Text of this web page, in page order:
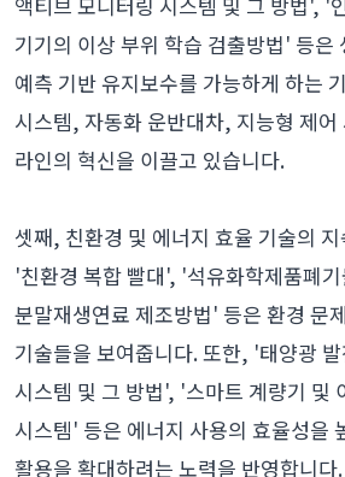
기기의 이상 부위 학습 검출방법' 등은
예측 기반 유지보수를 가능하게 하는
시스템, 자동화 운반대차, 지능형 제어
라인의 혁신을 이끌고 있습니다.
셋째, 친환경 및 에너지 효율 기술의
'친환경 복합 빨대', '석유화학제품폐
분말재생연료 제조방법' 등은 환경 문
기술들을 보여줍니다. 또한, '태양광
시스템 및 그 방법', '스마트 계량기 및
시스템' 등은 에너지 사용의 효율성을
활용을 확대하려는 노력을 반영합니다.